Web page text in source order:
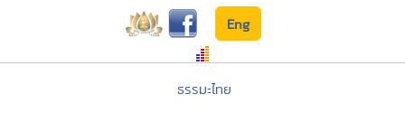
Eng
ธรรมะไทย